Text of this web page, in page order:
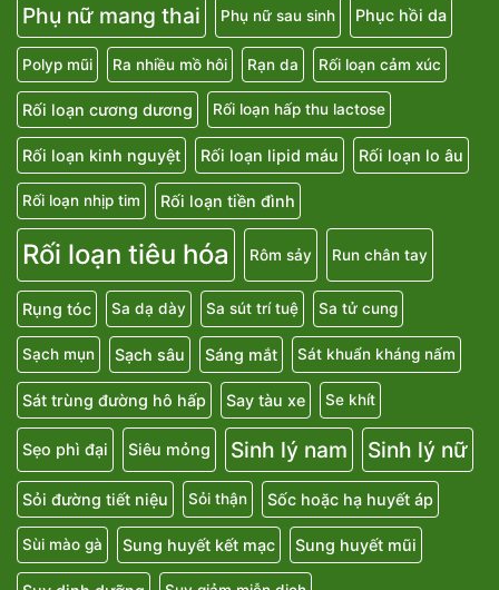
Phụ nữ mang thai Phụ nữ sau sinh Phục hồi da
Polyp mũi Ra nhiều mồ hôi Rạn da Rối loạn cảm xúc
Rối loạn cương dương Rối loạn hấp thu lactose
Rối loạn kinh nguyệt Rối loạn lipid máu Rối loạn lo âu
Rối loạn nhịp tim Rối loạn tiền đình
Rối loạn tiêu hóa Rôm sảy Run chân tay
Rụng tóc Sa dạ dày Sa sút trí tuệ Sa tử cung
Sạch mụn Sạch sâu Sáng mắt Sát khuẩn kháng nấm
Sát trùng đường hô hấp Say tàu xe Se khít
Sẹo phì đại Siêu mỏng Sinh lý nam Sinh lý nữ
Sỏi đường tiết niệu Sỏi thận Sốc hoặc hạ huyết áp
Sùi mào gà Sung huyết kết mạc Sung huyết mũi